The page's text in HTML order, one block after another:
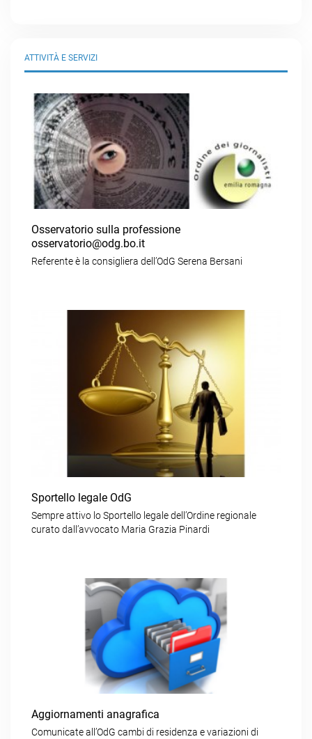
ATTIVITÀ E SERVIZI
Osservatorio sulla professione
osservatorio@odg.bo.it
Referente è la consigliera dell’OdG Serena Bersani
Sportello legale OdG
Sempre attivo lo Sportello legale dell’Ordine regionale
curato dall’avvocato Maria Grazia Pinardi
Aggiornamenti anagrafica
Comunicate all’OdG cambi di residenza e variazioni di